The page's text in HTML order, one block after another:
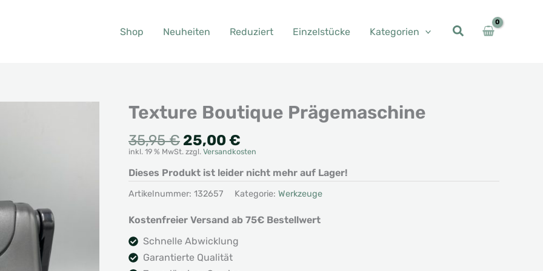
Shop Neuheiten Reduziert Einzelstücke Kategorien
Texture Boutique Prägemaschine
35,95€ Ursprünglicher
Preis
war:
35,95 €
25,00 €
Preis
ist:
25,00 €.
inkl. 19 % MwSt. zzgl. Versandkosten
Dieses Produkt ist leider nicht mehr auf Lager!
Artikelnummer: 132657 Kategorie: Werkzeuge
Kostenfreier Versand ab 75€ Bestellwert
Schnelle Abwicklung
Garantierte Qualität